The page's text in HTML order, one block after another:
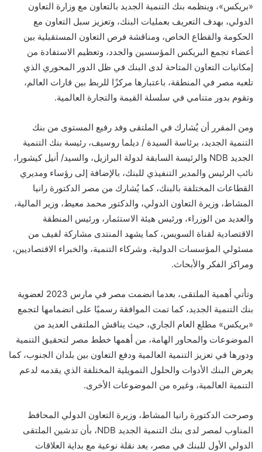
«بريكس»، وينظمه بنك التنمية الجديد بالتعاون مع وزارة التعاون
الدولي، بهدف التعريف بعمليات البنك، وتعزيز سبل التعاون مع
الحكومة والقطاع الخاص، ومناقشة فرص التعاون المستقبلية بين
أعضاء تجمع البريكس المؤسسين والجدد، وتعظيم الاستفادة من
إمكانيات التعاون المتاحة لدى البنك في ظل الدور المحوري الذي
تلعبه مصر في المنطقة، باعتبارها مركزًا للربط بين قارات العالم،
وتقوم بدور متنامي في سلسلة القيمة والتجارة العالمية.
ومن المقرر أن يُشارك في الملتقى وفد رفيع المستوى من بنك
التنمية الجديد، برئاسة السيدة / ديلما روسيف، رئيسة بنك التنمية
الجديد NDB والرئيسة السابقة لدولة البرازيل، والسيد/ أنيل كيشورا،
نائب الرئيس والمدير التنفيذي للبنك، بالإضافة إلى رؤساء ومديري
القطاعات المختلفة بالبنك، كما يُشارك من مصر الدكتورة رانيا
المشاط، وزيرة التعاون الدولي، والدكتور محمد معيط، وزير المالية،
والعديد من الوزراء، ورئيس هيئة الاستثمار، ورئيس المنطقة
الاقتصادية لقناة السويس، كما يشهد المنتدى مشاركة لفيف من
مسئولي المؤسسات الدولية، وشركاء التنمية، والخبراء الاقتصاديين،
ومراكز الفكر والأبحاث.
وتأتي أهمية الملتقى، بعدما انضمت مصر في مارس 2023 لعضوية
بنك التنمية الجديد، كما تمت الموافقة رسميًا على انضمامها لتجمع
«بريكس» مطلع العام الجاري، حيث يناقش الملتقى العديد من
الموضوعات والمحاور الهامة، من أهمها خطط مصر لتحقيق التنمية
ودورها في تعزيز التنمية العالمية ودفع التعاون بين بلدان الجنوب، كما
يعرض البنك الأدوات والحلول التمويلية المختلفة الذي يقدمه لدعم
التنمية العالمية، وغيره من الموضوعات الأخرى.
وصرحت الدكتورة رانيا المشاط، وزيرة التعاون الدولي المحافظ
المناوب لمصر لدى بنك التنمية الجديد NDB، بأن تدشين الملتقى
الدولي الأول للبنك في مصر، يعد نقلة نوعية مع بداية العلاقات